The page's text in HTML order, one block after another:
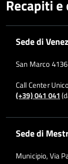
Recapiti
Sede di
San Marco 4136
Call Center
(+39) 041 041
Sede di
Municipio, Via